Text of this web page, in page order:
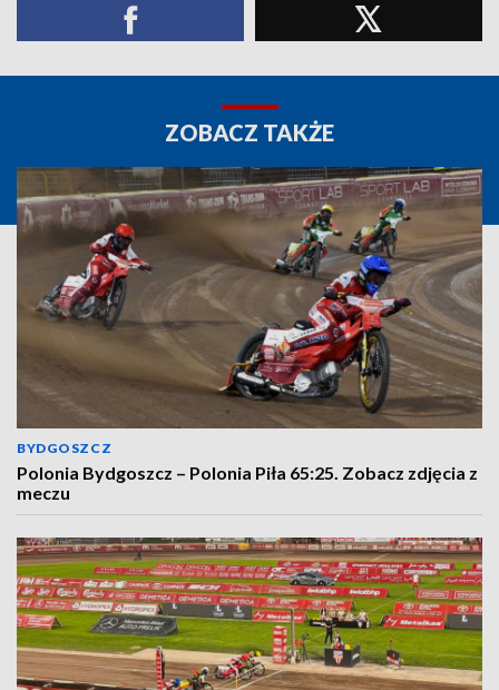
ZOBACZ TAKŻE
BYDGOSZCZ
Polonia Bydgoszcz – Polonia Piła 65:25. Zobacz zdjęcia z
meczu